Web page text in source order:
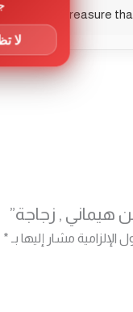
natural treasure
هيماني , زجاجة”
الإلزامية مشار إليها بـ *
لا